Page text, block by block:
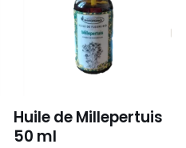
Huile de Millepertuis
50 ml